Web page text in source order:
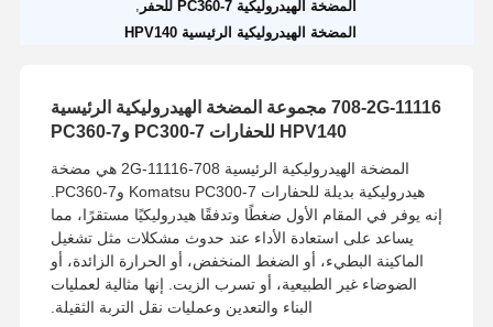
المضخة الهيدروليكية PC360-7 للحفر
المضخة الهيدروليكية الرئيسية HPV140
708-2G-11116 مجموعة المضخة الهيدروليكية الرئيسية
HPV140 للحفارات PC300-7 وPC360-7
المضخة الهيدروليكية الرئيسية 708-2G-11116 هي مضخة
إنه يوفر في المقام الأول ضغطًا وتدفقًا هيدروليكيًا مستقرًا، مما
يساعد على استعادة الأداء عند حدوث مشكلات مثل تشغيل
الماكينة البطيء، أو الضغط المنخفض، أو الحرارة الزائدة، أو
الضوضاء غير الطبيعية، أو تسرب الزيت. إنها مثالية لعمليات
البناء والتعدين وعمليات نقل التربة الثقيلة.